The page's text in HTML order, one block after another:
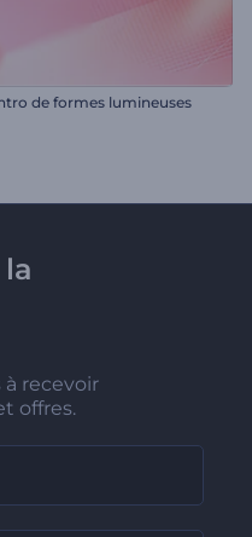
de formes lumineuses
à recevoir
offres.